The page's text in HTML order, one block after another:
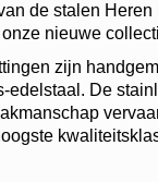
de stalen
nieuwe
zijn
edelstaal. De